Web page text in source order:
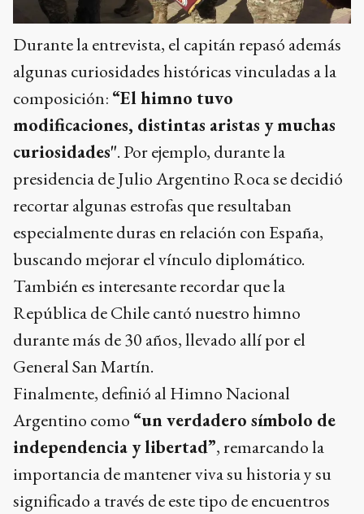
Durante la entrevista, el capitán repasó además
algunas curiosidades históricas vinculadas a la
composición: “El himno tuvo
modificaciones, distintas aristas y muchas
curiosidades". Por ejemplo, durante la
presidencia de Julio Argentino Roca se decidió
recortar algunas estrofas que resultaban
especialmente duras en relación con España,
buscando mejorar el vínculo diplomático.
También es interesante recordar que la
República de Chile cantó nuestro himno
durante más de 30 años, llevado allí por el
General San Martín.
Finalmente, definió al Himno Nacional
Argentino como “un verdadero símbolo de
independencia y libertad”, remarcando la
importancia de mantener viva su historia y su
significado a través de este tipo de encuentros